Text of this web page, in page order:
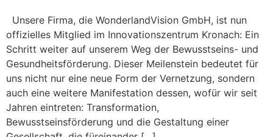
Unsere Firma, die WonderlandVision GmbH, ist nun
offizielles Mitglied im Innovationszentrum Kronach: Ein
Schritt weiter auf unserem Weg der Bewusstseins- und
Gesundheitsförderung. Dieser Meilenstein bedeutet für
uns nicht nur eine neue Form der Vernetzung, sondern
auch eine weitere Manifestation dessen, wofür wir seit
Jahren eintreten: Transformation,
Bewusstseinsförderung und die Gestaltung einer